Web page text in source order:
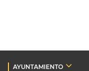
AYUNTAMIENTO